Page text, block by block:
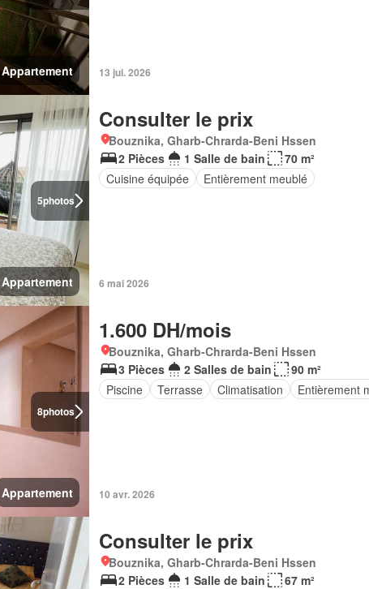
Appartement 13 jui. 2026
5photos
Appartement
Consulter le prix
Bouznika, Gharb-Chrarda-Beni Hssen
2 Pièces
1 Salle de bain
70 m²
Cuisine équipée
Entièrement meublé
6 mai 2026
8photos
Appartement
1.600 DH/mois
Bouznika, Gharb-Chrarda-Beni Hssen
3 Pièces
2 Salles de bain
90 m²
Piscine
Terrasse Climatisation Entièrement
10 avr. 2026
Consulter le prix
Bouznika, Gharb-Chrarda-Beni Hssen
2 Pièces
1 Salle de bain
67 m²